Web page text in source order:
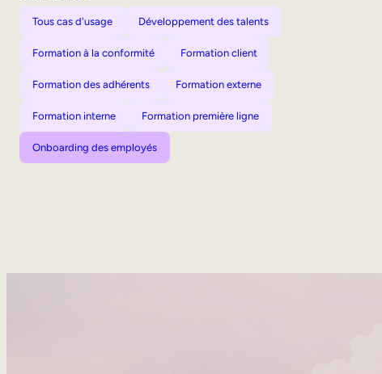
Tous cas d'usage Développement des talents
Formation à la conformité Formation client
Formation des adhérents Formation externe
Formation interne Formation première ligne
Onboarding des employés